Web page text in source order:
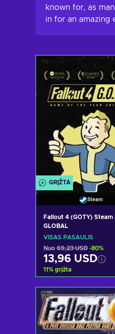
known for, as
in for an amazing
GRĮŽTA
Steam
Fallout 4 (GOTY) Steam
GLOBAL
VISAS PASAULIS
Nuo 69,23 USD -80%
13,96 USD
11% grįžta
Peržiūrėti